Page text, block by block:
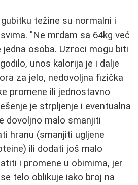
težine su normalni i
"Ne mrdam sa 64kg već
jedna osoba. Uzroci mogu biti
unos kalorija je i dalje
za jelo, nedovoljna fizička
promene ili jednostavno
je strpljenje i eventualna
dovoljno malo smanjiti
hranu (smanjiti ugljene
ili dodati još malo
i promene u obimima, jer
telo oblikuje iako broj na